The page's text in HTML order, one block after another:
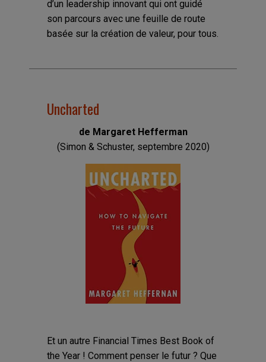
d’un leadership innovant qui ont guidé
son parcours avec une feuille de route
basée sur la création de valeur, pour tous.
Uncharted
de Margaret Hefferman
(Simon & Schuster, septembre 2020)
Et un autre Financial Times Best Book of
the Year ! Comment penser le futur ? Que